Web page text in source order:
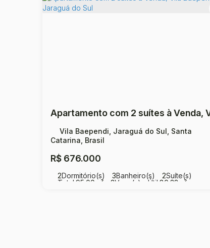
R$ 676.000
Vila Baependi, Jaraguá do Sul, Santa
Catarina, Brasil
2Dormitório(s) 3Banheiro(s) 2Suíte(s)
Total: 95 .00 m² 2Vaga(s) Útil: 80 .32 m²